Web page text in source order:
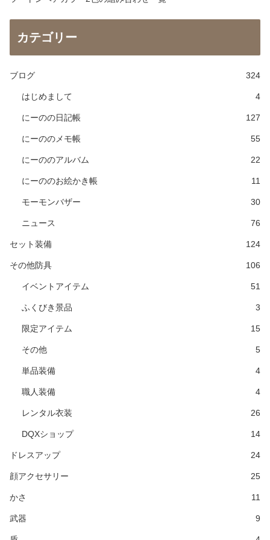
カテゴリー
ブログ 324
はじめまして 4
にーのの日記帳 127
にーののメモ帳 55
にーののアルバム 22
にーののお絵かき帳 11
モーモンバザー 30
ニュース 76
セット装備 124
その他防具 106
イベントアイテム 51
ふくびき景品 3
限定アイテム 15
その他 5
単品装備 4
職人装備 4
レンタル衣装 26
DQXショップ 14
ドレスアップ 24
顔アクセサリー 25
かさ 11
武器 9